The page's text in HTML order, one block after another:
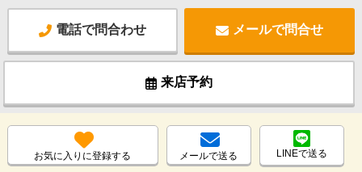
電話で問合わせ メールで問合せ
来店予約
お気に入りに登録する メールで送る LINEで送る